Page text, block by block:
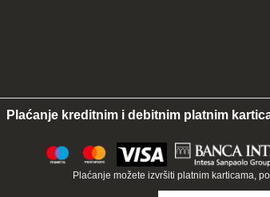
Plaćanje kreditnim i debitnim platnim
Plaćanje možete izvršiti platnim karticama,